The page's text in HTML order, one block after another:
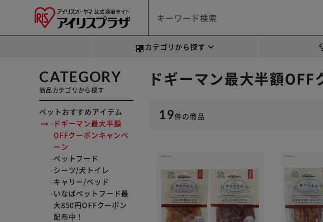
カテゴリから探す
CATEGORY
商品カテゴリから探す
ペットおすすめアイテム
ドギーマン最大半額
OFFクーポンキャンペ
ーン
ペットフード
シーツ/犬トイレ
キャリー/ベッド
いなばペットフード最
大850円OFFクーポン
配布中！
ドギーマン最大半額OFF
19件の商品